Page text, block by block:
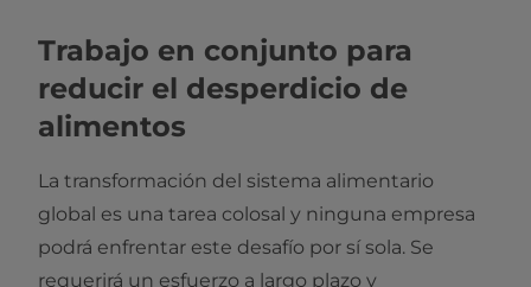
Trabajo en conjunto para
reducir el desperdicio de
alimentos
La transformación del sistema alimentario
global es una tarea colosal y ninguna empresa
podrá enfrentar este desafío por sí sola. Se
requerirá un esfuerzo a largo plazo y